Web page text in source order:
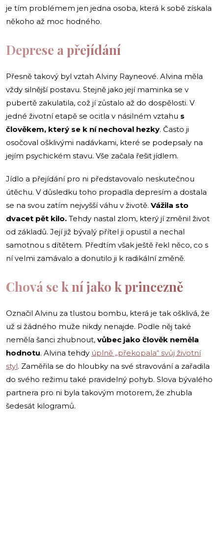
je tím problémem jen jedna osoba, která k sobě získala
někoho až moc hodného.
Deprese a přejídání
Přesně takový byl vztah Alviny Rayneové. Alvina měla
vždy silnější postavu. Stejně jako její maminka se v
pubertě zakulatila, což jí zůstalo až do dospělosti. V
jedné životní etapě se ocitla v násilném vztahu s
člověkem, který se k ní nechoval hezky. Často ji
osočoval ošklivými nadávkami, které se podepsaly na
jejím psychickém stavu. Vše začala řešit jídlem.
Jídlo a přejídání pro ni představovalo neskutečnou
útěchu. V důsledku toho propadla depresím a dostala
se na svou zatím nejvyšší váhu v životě. Vážila sto
dvacet pět kilo. Tehdy nastal zlom, který jí změnil život
od základů. Její již bývalý přítel ji opustil a nechal
samotnou s dítětem. Předtím však ještě řekl něco, co s
ní velmi zamávalo a donutilo ji k radikální změně.
Chová se k ní jako k princezně
Označil Alvinu za tlustou bombu, která je tak ošklivá, že
už si žádného muže nikdy nenajde. Podle něj také
neměla šanci zhubnout, vůbec jako člověk neměla
hodnotu. Alvina tehdy úplně „překopala“ svůj životní
styl. Zaměřila se do hloubky na své stravování a zařadila
do svého režimu také pravidelný pohyb. Slova bývalého
partnera pro ni byla takovým motorem, že zhubla
šedesát kilogramů.